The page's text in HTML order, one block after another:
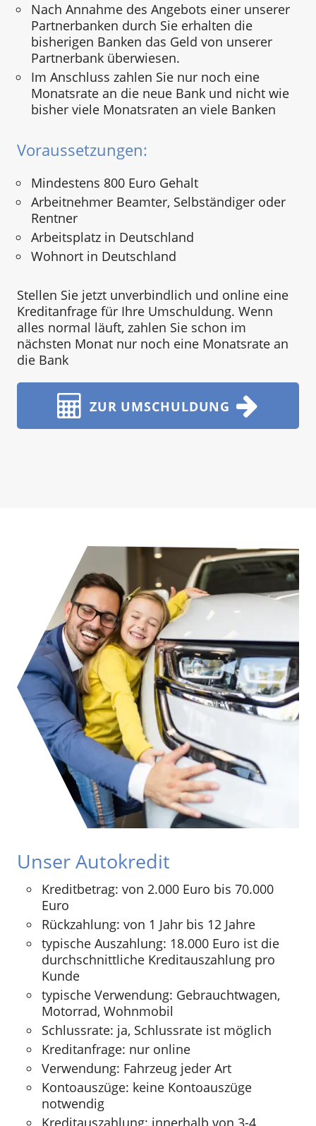
Nach Annahme des Angebots einer unserer
Partnerbanken durch Sie erhalten die
bisherigen Banken das Geld von unserer
Partnerbank überwiesen.
Im Anschluss zahlen Sie nur noch eine
Monatsrate an die neue Bank und nicht wie
bisher viele Monatsraten an viele Banken
Voraussetzungen:
Mindestens 800 Euro Gehalt
Arbeitnehmer Beamter, Selbständiger oder
Rentner
Arbeitsplatz in Deutschland
Wohnort in Deutschland
Stellen Sie jetzt unverbindlich und online eine
Kreditanfrage für Ihre Umschuldung. Wenn
alles normal läuft, zahlen Sie schon im
nächsten Monat nur noch eine Monatsrate an
die Bank
ZUR UMSCHULDUNG
Unser Autokredit
Kreditbetrag: von 2.000 Euro bis 70.000
Euro
Rückzahlung: von 1 Jahr bis 12 Jahre
typische Auszahlung: 18.000 Euro ist die
durchschnittliche Kreditauszahlung pro
Kunde
typische Verwendung: Gebrauchtwagen,
Motorrad, Wohnmobil
Schlussrate: ja, Schlussrate ist möglich
Kreditanfrage: nur online
Verwendung: Fahrzeug jeder Art
Kontoauszüge: keine Kontoauszüge
notwendig
Kreditauszahlung: innerhalb von 3-4